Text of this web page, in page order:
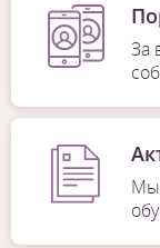
За
Мы